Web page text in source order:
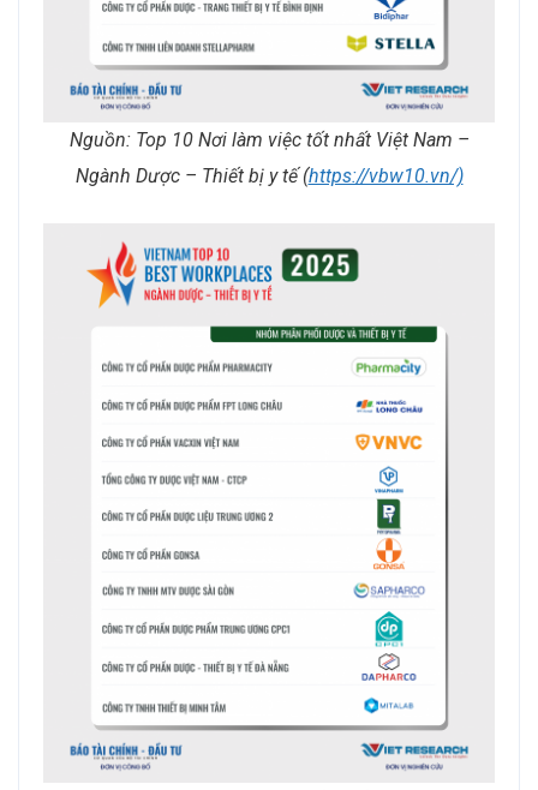
Nguồn: Top 10 Nơi làm việc tốt nhất Việt Nam –
Ngành Dược – Thiết bị y tế (https://vbw10.vn/)